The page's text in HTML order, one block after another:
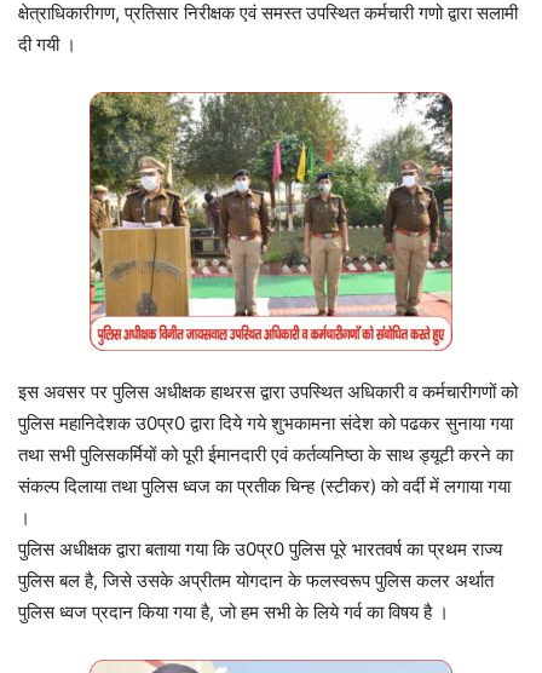
क्षेत्राधिकारीगण, प्रतिसार निरीक्षक एवं समस्त उपस्थित कर्मचारी गणो द्वारा सलामी
दी गयी ।
इस अवसर पर पुलिस अधीक्षक हाथरस द्वारा उपस्थित अधिकारी व कर्मचारीगणों को
पुलिस महानिदेशक उ0प्र0 द्वारा दिये गये शुभकामना संदेश को पढकर सुनाया गया
तथा सभी पुलिसकर्मियों को पूरी ईमानदारी एवं कर्तव्यनिष्ठा के साथ ड्यूटी करने का
संकल्प दिलाया तथा पुलिस ध्वज का प्रतीक चिन्ह (स्टीकर) को वर्दी में लगाया गया
।
पुलिस अधीक्षक द्वारा बताया गया कि उ0प्र0 पुलिस पूरे भारतवर्ष का प्रथम राज्य
पुलिस बल है, जिसे उसके अप्रीतम योगदान के फलस्वरूप पुलिस कलर अर्थात
पुलिस ध्वज प्रदान किया गया है, जो हम सभी के लिये गर्व का विषय है ।